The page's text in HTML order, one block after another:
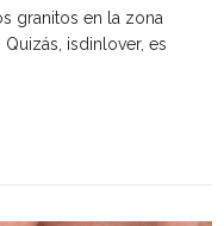
granitos en la zona
isdinlover, es